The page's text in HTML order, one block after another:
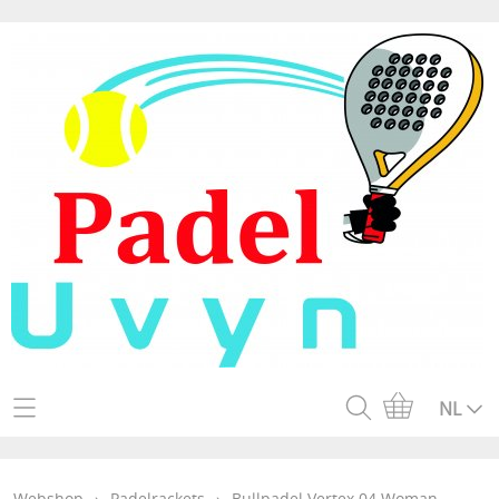
Home NL